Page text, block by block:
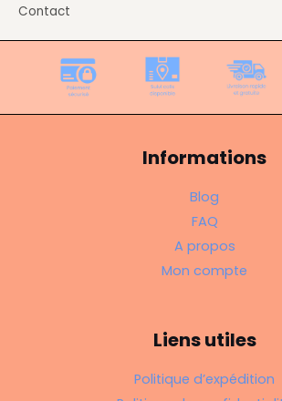
Contact
Informations
Blog
FAQ
A propos
Mon compte
Liens utiles
Politique d’expédition